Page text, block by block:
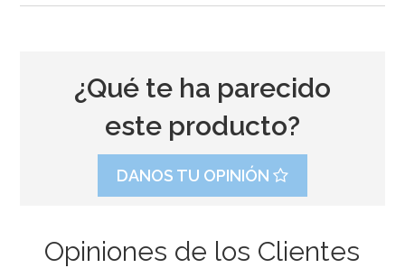
¿Qué te ha parecido
este producto?
DANOS TU OPINIÓN
Opiniones de los Clientes